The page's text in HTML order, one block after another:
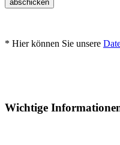
abschicken
* Hier können Sie unsere
Wichtige